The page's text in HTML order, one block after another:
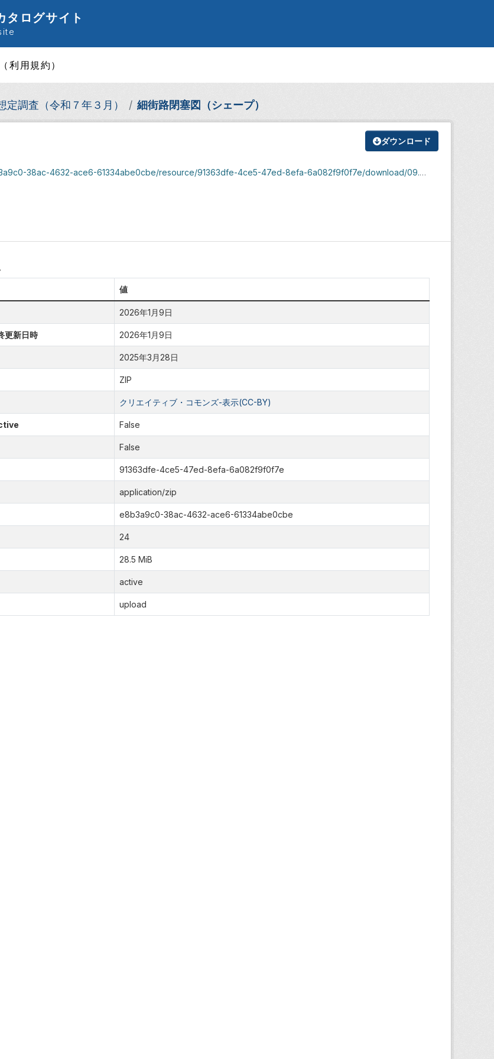
タログサイト
利用規約）
定調査（令和７年３月） 細街路閉塞図（シェープ）
ダウンロード
38ac-4632-ace6-61334abe0cbe/resource/91363dfe-4ce5-47ed-8efa-6a082f9f0f7e/download/09.zip
値
2026年1月9日
更新日時 2026年1月9日
2025年3月28日
ZIP
クリエイティブ・コモンズ-表示(CC-BY)
False
False
91363dfe-4ce5-47ed-8efa-6a082f9f0f7e
application/zip
e8b3a9c0-38ac-4632-ace6-61334abe0cbe
24
28.5 MiB
active
upload